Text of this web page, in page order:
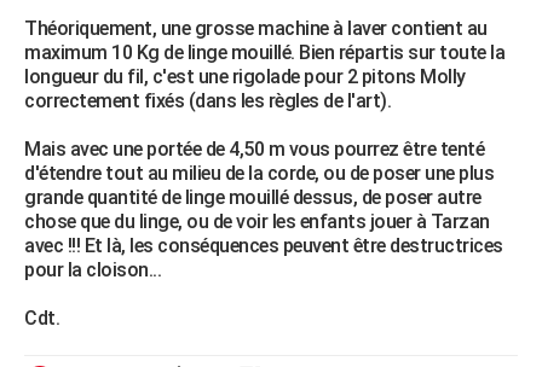
Théoriquement, une grosse machine à laver contient au
maximum 10 Kg de linge mouillé. Bien répartis sur toute la
longueur du fil, c'est une rigolade pour 2 pitons Molly
correctement fixés (dans les règles de l'art).
Mais avec une portée de 4,50 m vous pourrez être tenté
d'étendre tout au milieu de la corde, ou de poser une plus
grande quantité de linge mouillé dessus, de poser autre
chose que du linge, ou de voir les enfants jouer à Tarzan
avec !!! Et là, les conséquences peuvent être destructrices
pour la cloison...
Cdt.